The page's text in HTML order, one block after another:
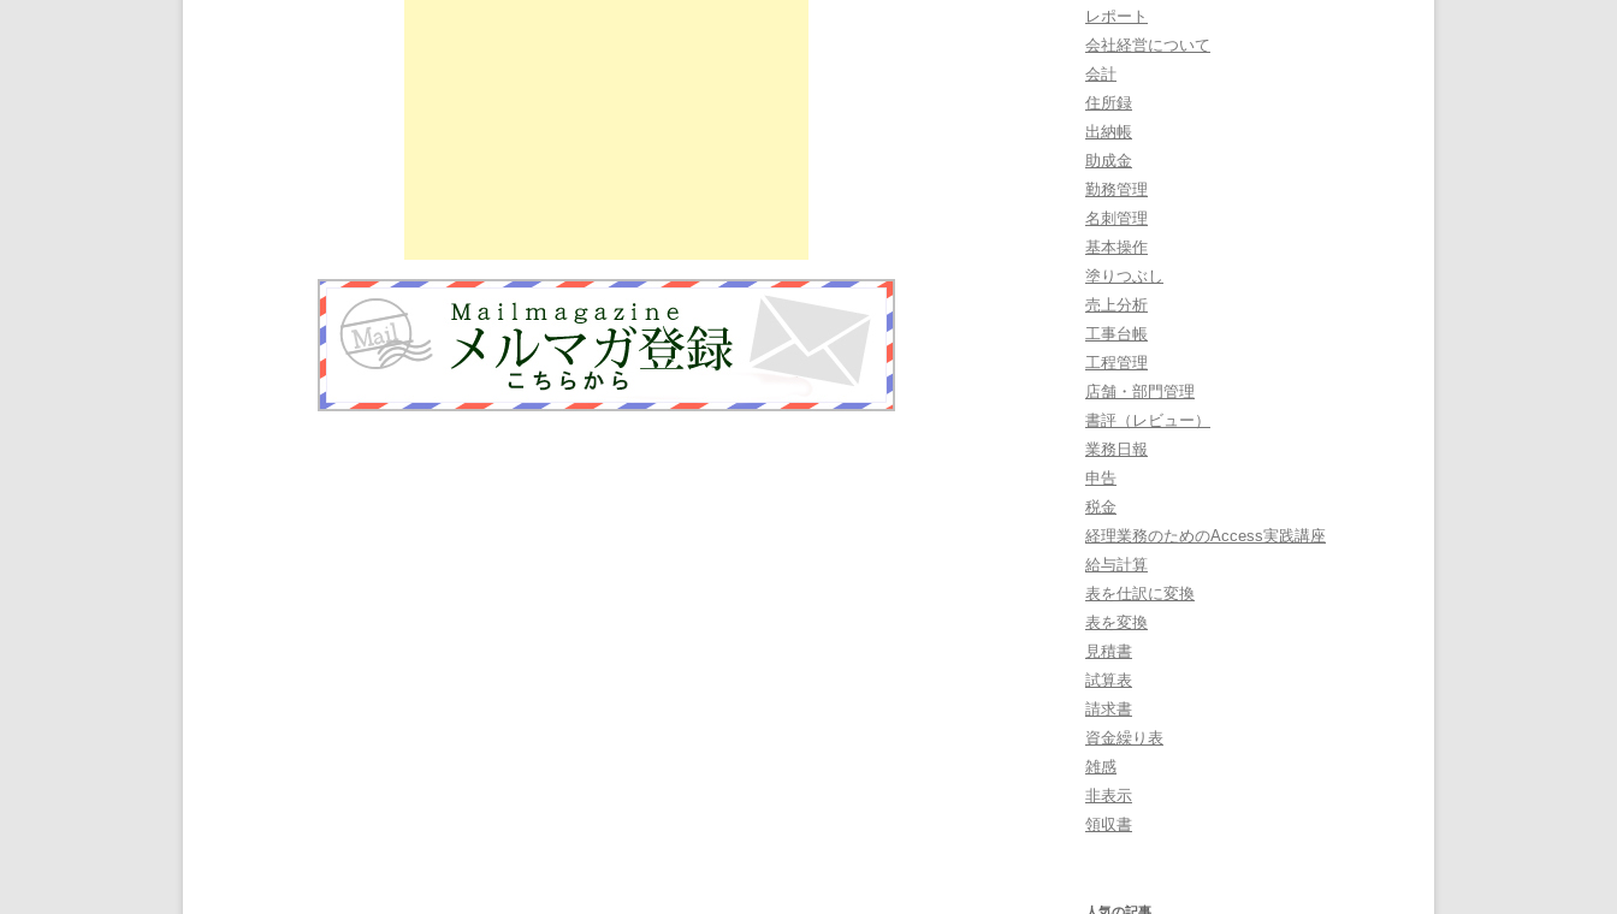
レポート
会社経営について
会計
住所録
出納帳
助成金
勤務管理
名刺管理
基本操作
塗りつぶし
売上分析
工事台帳
工程管理
店舗・部門管理
書評（レビュー）
業務日報
申告
税金
経理業務のためのAccess実践講座
給与計算
表を仕訳に変換
表を変換
見積書
試算表
請求書
資金繰り表
雑感
非表示
領収書